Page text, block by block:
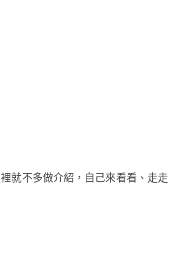
就不多做介紹，自己來看看、走走